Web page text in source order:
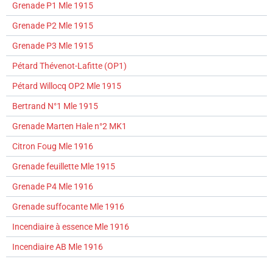
Grenade P1 Mle 1915
Grenade P2 Mle 1915
Grenade P3 Mle 1915
Pétard Thévenot-Lafitte (OP1)
Pétard Willocq OP2 Mle 1915
Bertrand N°1 Mle 1915
Grenade Marten Hale n°2 MK1
Citron Foug Mle 1916
Grenade feuillette Mle 1915
Grenade P4 Mle 1916
Grenade suffocante Mle 1916
Incendiaire à essence Mle 1916
Incendiaire AB Mle 1916